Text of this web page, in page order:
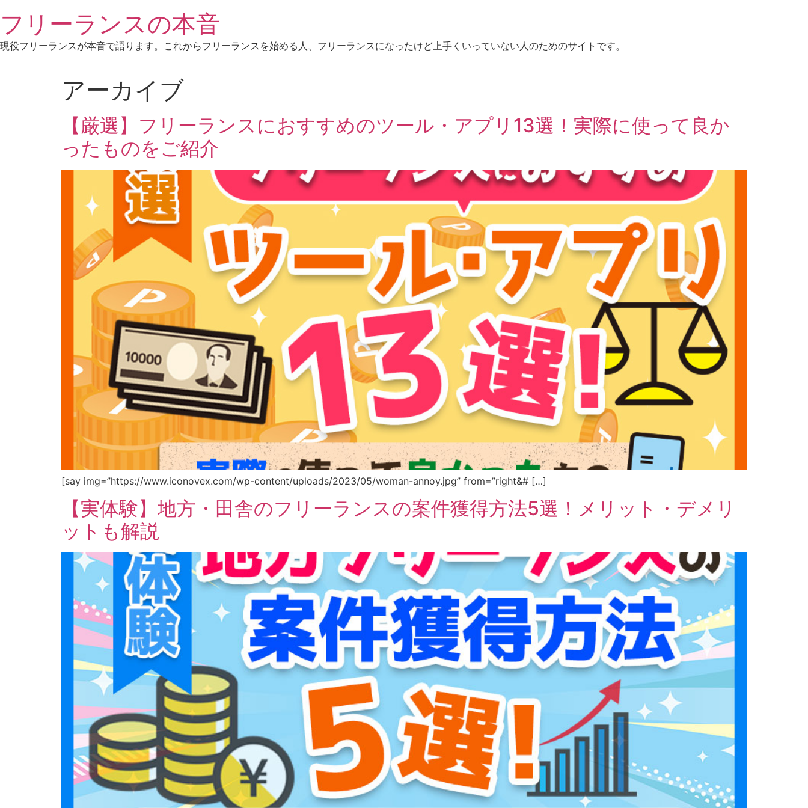
to
content
フリーランスの本音
現役フリーランスが本音で語ります。これからフリーランスを始める人、フリーランスになったけど上手くいっていない人のためのサイトです。
アーカイブ
【厳選】フリーランスにおすすめのツール・アプリ13選！実際に使って良か
ったものをご紹介
[say img=”https://www.iconovex.com/wp-content/uploads/2023/05/woman-annoy.jpg” from=”right&# […]
【実体験】地方・田舎のフリーランスの案件獲得方法5選！メリット・デメリ
ットも解説